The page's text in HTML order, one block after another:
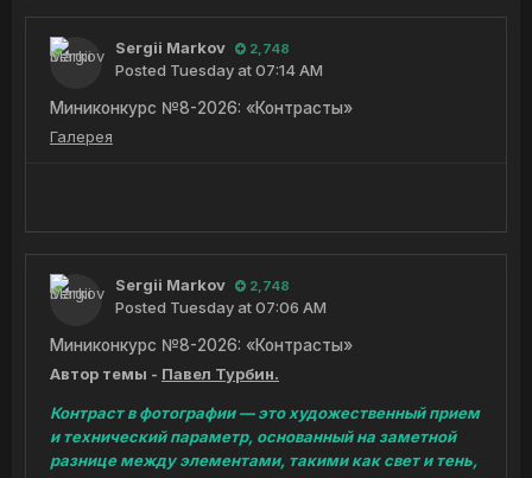
Sergii Markov 2,748
Posted Tuesday at 07:14 AM
Миниконкурс №8-2026: «Контрасты»
Галерея
Sergii Markov 2,748
Posted Tuesday at 07:06 AM
Миниконкурс №8-2026: «Контрасты»
Автор темы - Павел Турбин.
Контраст в фотографии — это художественный прием
и технический параметр, основанный на заметной
разнице между элементами, такими как свет и тень,